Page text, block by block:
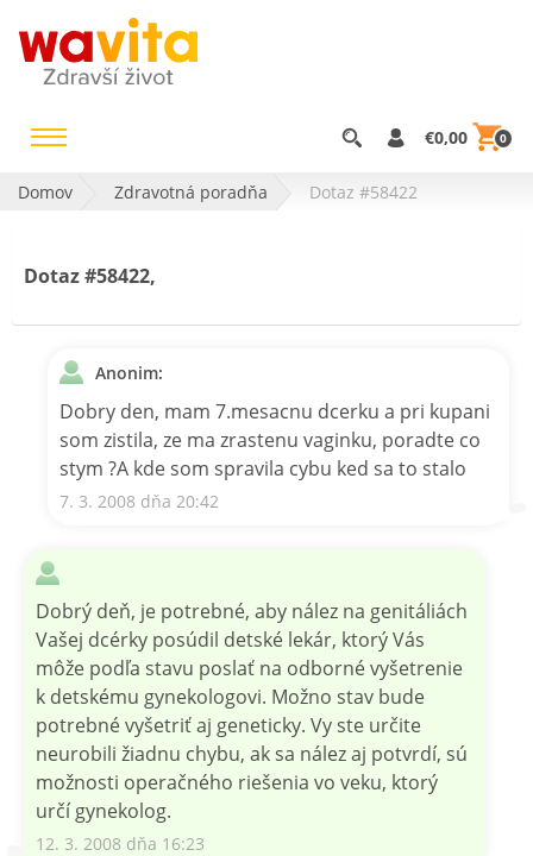
€0,00 0
Domov Zdravotná poradňa Dotaz #58422
Dotaz #58422,
Anonim:
Dobry den, mam 7.mesacnu dcerku a pri kupani
som zistila, ze ma zrastenu vaginku, poradte co
stym ?A kde som spravila cybu ked sa to stalo
7. 3. 2008 dňa 20:42
Dobrý deň, je potrebné, aby nález na genitáliách
Vašej dcérky posúdil detské lekár, ktorý Vás
môže podľa stavu poslať na odborné vyšetrenie
k detskému gynekologovi. Možno stav bude
potrebné vyšetriť aj geneticky. Vy ste určite
neurobili žiadnu chybu, ak sa nález aj potvrdí, sú
možnosti operačného riešenia vo veku, ktorý
určí gynekolog.
12. 3. 2008 dňa 16:23